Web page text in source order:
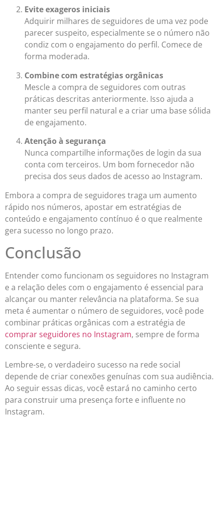
Evite exageros iniciais
Adquirir milhares de seguidores de uma vez pode
parecer suspeito, especialmente se o número não
condiz com o engajamento do perfil. Comece de
forma moderada.
Combine com estratégias orgânicas
Mescle a compra de seguidores com outras
práticas descritas anteriormente. Isso ajuda a
manter seu perfil natural e a criar uma base sólida
de engajamento.
Atenção à segurança
Nunca compartilhe informações de login da sua
conta com terceiros. Um bom fornecedor não
precisa dos seus dados de acesso ao Instagram.
Embora a compra de seguidores traga um aumento
rápido nos números, apostar em estratégias de
conteúdo e engajamento contínuo é o que realmente
gera sucesso no longo prazo.
Conclusão
Entender como funcionam os seguidores no Instagram
e a relação deles com o engajamento é essencial para
alcançar ou manter relevância na plataforma. Se sua
meta é aumentar o número de seguidores, você pode
combinar práticas orgânicas com a estratégia de
comprar seguidores no Instagram, sempre de forma
consciente e segura.
Lembre-se, o verdadeiro sucesso na rede social
depende de criar conexões genuínas com sua audiência.
Ao seguir essas dicas, você estará no caminho certo
para construir uma presença forte e influente no
Instagram.